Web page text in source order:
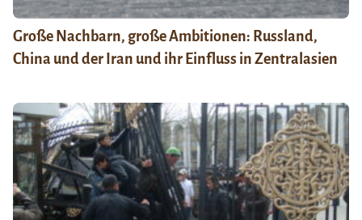
Große Nachbarn, große Ambitionen: Russland,
China und der Iran und ihr Einfluss in Zentralasien